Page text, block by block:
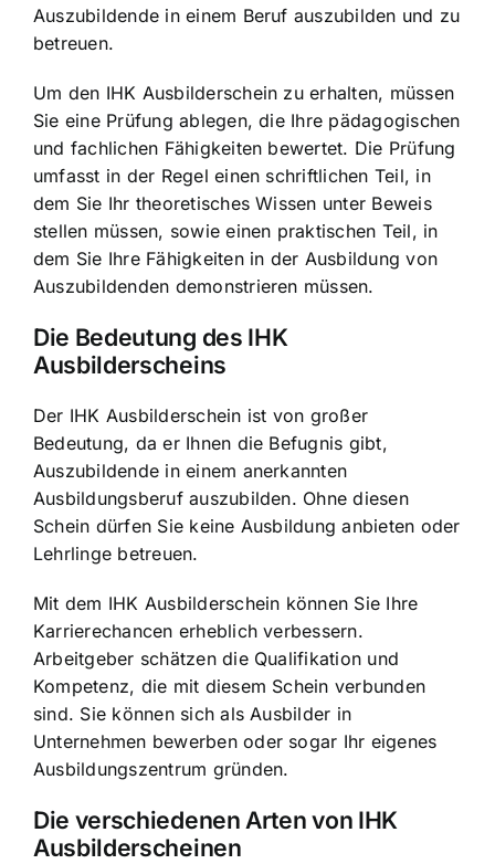
Auszubildende in einem Beruf auszubilden und zu
betreuen.
Um den IHK Ausbilderschein zu erhalten, müssen
Sie eine Prüfung ablegen, die Ihre pädagogischen
und fachlichen Fähigkeiten bewertet. Die Prüfung
umfasst in der Regel einen schriftlichen Teil, in
dem Sie Ihr theoretisches Wissen unter Beweis
stellen müssen, sowie einen praktischen Teil, in
dem Sie Ihre Fähigkeiten in der Ausbildung von
Auszubildenden demonstrieren müssen.
Die Bedeutung des IHK
Ausbilderscheins
Der IHK Ausbilderschein ist von großer
Bedeutung, da er Ihnen die Befugnis gibt,
Auszubildende in einem anerkannten
Ausbildungsberuf auszubilden. Ohne diesen
Schein dürfen Sie keine Ausbildung anbieten oder
Lehrlinge betreuen.
Mit dem IHK Ausbilderschein können Sie Ihre
Karrierechancen erheblich verbessern.
Arbeitgeber schätzen die Qualifikation und
Kompetenz, die mit diesem Schein verbunden
sind. Sie können sich als Ausbilder in
Unternehmen bewerben oder sogar Ihr eigenes
Ausbildungszentrum gründen.
Die verschiedenen Arten von IHK
Ausbilderscheinen